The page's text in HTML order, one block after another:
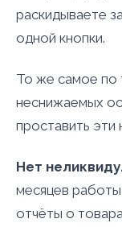
раскидываете
одной кнопки.
То же самое по
неснижаемых
проставить эти
Нет
месяцев
отчёты о